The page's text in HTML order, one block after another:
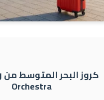
Orchestra